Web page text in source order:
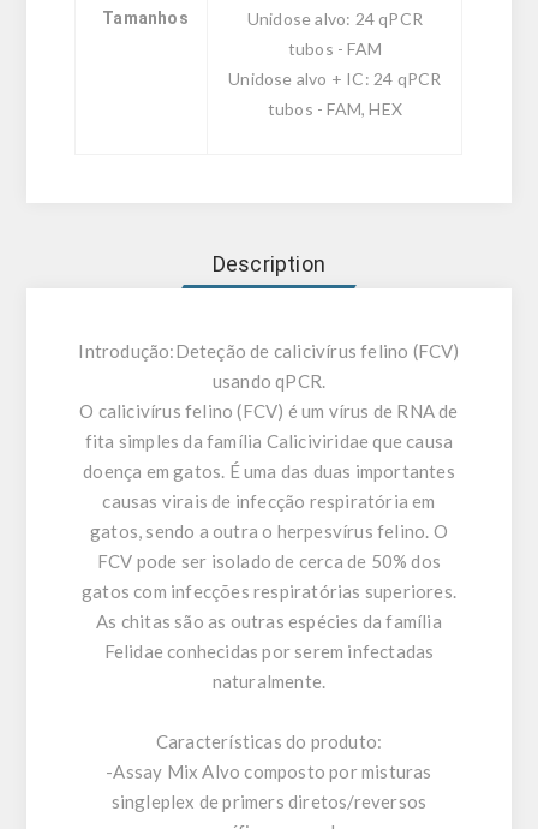
Tamanhos
Unidose alvo: 24 qPCR
tubos - FAM
Unidose alvo + IC: 24 qPCR
tubos - FAM, HEX
Description
Introdução:Deteção de calicivírus felino (FCV)
usando qPCR.
O calicivírus felino (FCV) é um vírus de RNA de
fita simples da família Caliciviridae que causa
doença em gatos. É uma das duas importantes
causas virais de infecção respiratória em
gatos, sendo a outra o herpesvírus felino. O
FCV pode ser isolado de cerca de 50% dos
gatos com infecções respiratórias superiores.
As chitas são as outras espécies da família
Felidae conhecidas por serem infectadas
naturalmente.
Características do produto:
-Assay Mix Alvo composto por misturas
singleplex de primers diretos/reversos